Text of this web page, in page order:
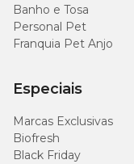
Banho e Tosa
Personal Pet
Franquia Pet Anjo
Especiais
Marcas Exclusivas
Biofresh
Black Friday